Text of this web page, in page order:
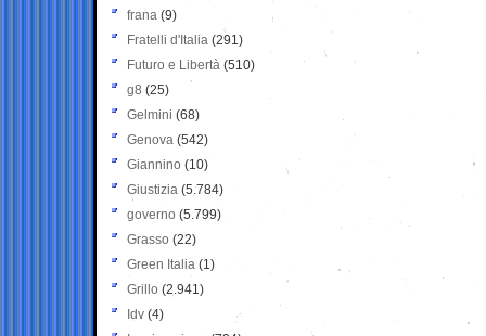
frana (9)
Fratelli d'Italia (291)
Futuro e Libertà (510)
g8 (25)
Gelmini (68)
Genova (542)
Giannino (10)
Giustizia (5.784)
governo (5.799)
Grasso (22)
Green Italia (1)
Grillo (2.941)
Idv (4)